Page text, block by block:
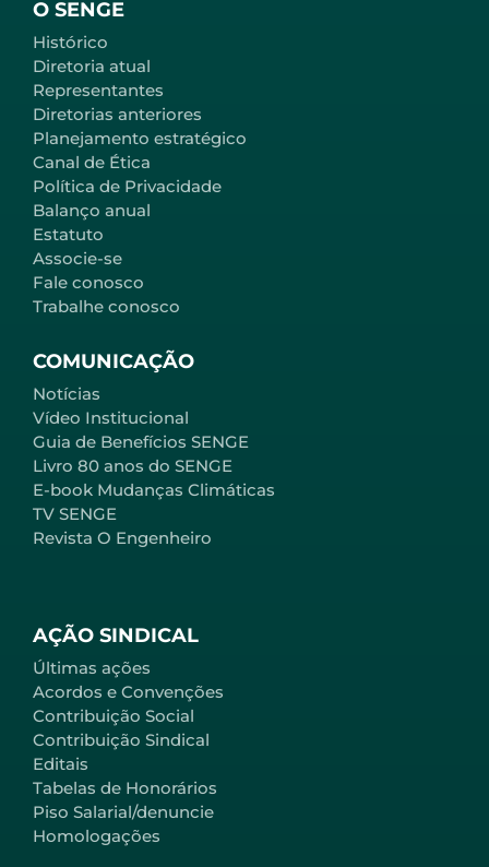
AÇÃO SINDICAL
Últimas ações
Acordos e Convenções
Contribuição Social
Contribuição Sindical
Editais
Tabelas de Honorários
Piso Salarial/denuncie
Homologações
O SENGE
Histórico
Diretoria atual
Representantes
Diretorias anteriores
Planejamento estratégico
Canal de Ética
Política de Privacidade
Balanço anual
Estatuto
Associe-se
Fale conosco
Trabalhe conosco
COMUNICAÇÃO
Notícias
Vídeo Institucional
Guia de Benefícios SENGE
Livro 80 anos do SENGE
E-book Mudanças Climáticas
TV SENGE
Revista O Engenheiro